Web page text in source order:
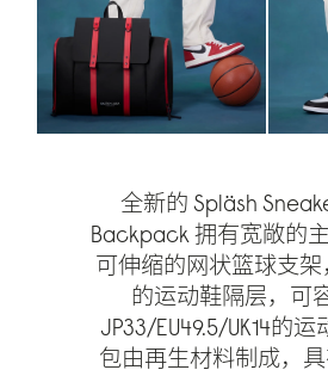
全新的 Spläsh
Backpack 拥有宽敞的
可伸缩的网状篮球支架
的运动鞋隔层，可
JP33/EU49.5/UK14的
包由再生材料制成，